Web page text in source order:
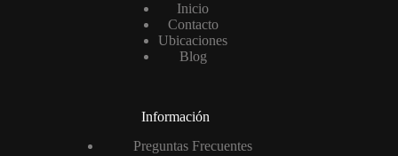
Inicio
Contacto
Ubicaciones
Blog
Información
Preguntas Frecuentes